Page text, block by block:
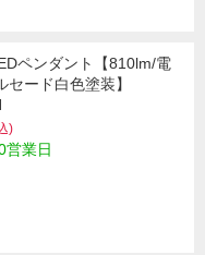
ペンダント【810lm/電
セード白色塗装】
)
営業日